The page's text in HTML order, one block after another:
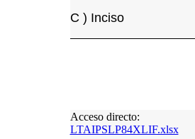
C ) Inciso
Acceso directo:
LTAIPSLP84XLIF.xlsx